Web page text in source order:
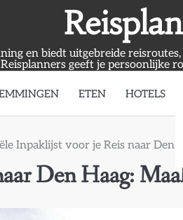
en biedt uitgebreide
geeft je persoonlijke
ETEN HOTELS
Inpaklijst voor je Reis naar Den
Den Haag: